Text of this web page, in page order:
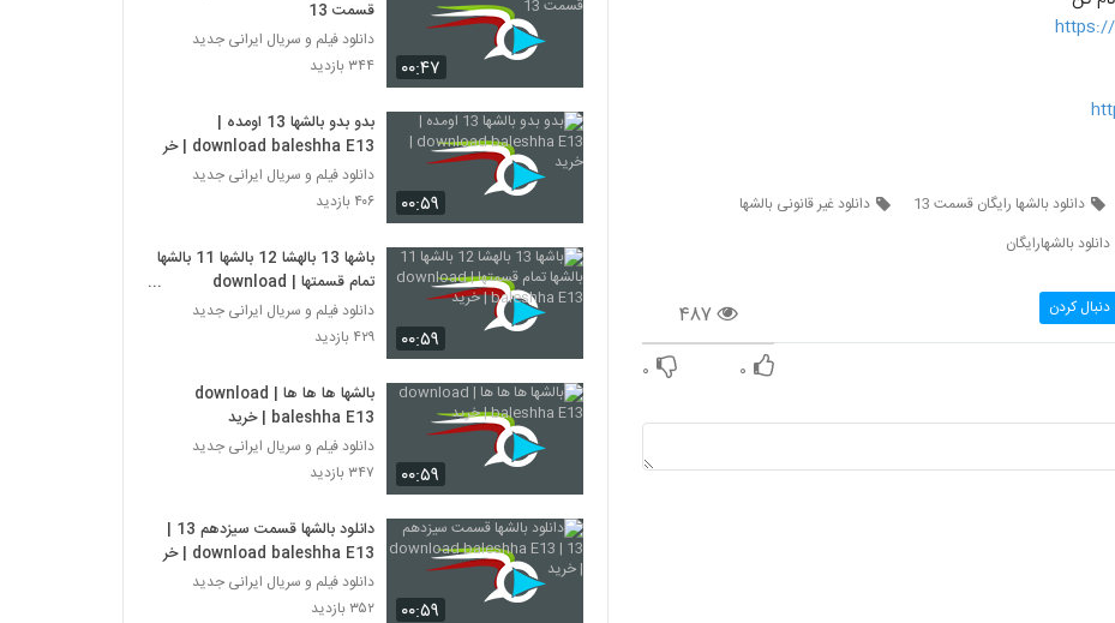
دانلود بالشها رایگان قسمت 13
دانلود غیر قانونی بالشها
دانلود بالشهارایگان
۴۸۷ دنبال کردن
۰ ۰
۰۰:۴۷
قسمت 13
دانلود فیلم و سریال ایرانی جدید
۳۴۴ بازدید
۰۰:۵۹
بدو بدو بالشها 13 اومده |
download baleshha E13 | خرید
دانلود فیلم و سریال ایرانی جدید
۴۰۶ بازدید
۰۰:۵۹
باشها 13 بالهشا 12 بالشها 11 بالشها
تمام قسمتها | download
baleshha E13 | خرید
دانلود فیلم و سریال ایرانی جدید
۴۲۹ بازدید
۰۰:۵۹
بالشها ها ها ها | download
baleshha E13 | خرید
دانلود فیلم و سریال ایرانی جدید
۳۴۷ بازدید
۰۰:۵۹
دانلود بالشها قسمت سیزدهم 13 |
download baleshha E13 | خرید
دانلود فیلم و سریال ایرانی جدید
۳۵۲ بازدید